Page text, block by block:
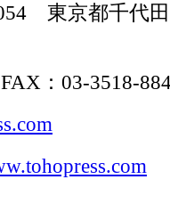
京都千代田
：03-3518-